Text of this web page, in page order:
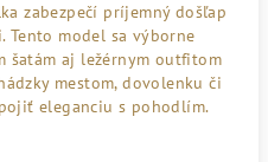
zabezpečí príjemný došľap
model sa výborne
šatám aj ležérnym outfitom
mestom, dovolenku či
eleganciu s pohodlím.